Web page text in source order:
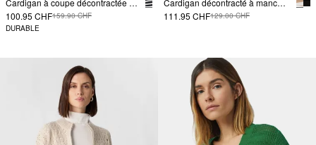
Cardigan à coupe décontractée avec poches
100.95 CHF159.90 CHF
DURABLE
Cardigan décontracté à manches volumineuses
111.95 CHF129.00 CHF